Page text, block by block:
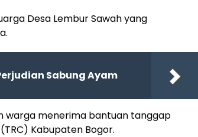
Desa Lembur Sawah yang
Sabung Ayam
warga menerima bantuan tanggap
Kabupaten Bogor.